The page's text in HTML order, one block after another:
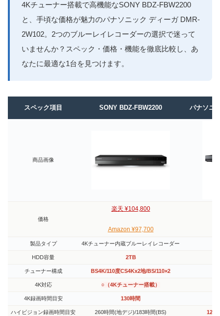
4Kチューナー搭載で高機能なSONY BDZ-FBW2200
と、手頃な価格が魅力のパナソニック ディーガ DMR-
2W102。2つのブルーレイレコーダーの選択で迷って
いませんか？スペック・価格・機能を徹底比較し、あ
なたに最適な1台を見つけます。
スペック項目 SONY BDZ-FBW2200 パナソニ
商品画像
価格
楽天 ¥104,800
Amazon ¥97,700
製品タイプ 4Kチューナー内蔵ブルーレイレコーダー
HDD容量 2TB
チューナー構成 BS4K/110度CS4Kx2地/BS/110×2
4K対応 ○（4Kチューナー搭載）
4K録画時間目安 130時間
ハイビジョン録画時間目安 260時間(地デジ)/183時間(BS) 127